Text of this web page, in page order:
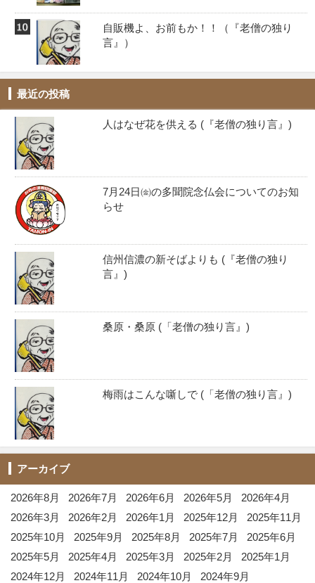
自販機よ、お前もか！！️（『老僧の独り
言』）
最近の投稿
人はなぜ花を供える (『老僧の独り言』)
7月24日㈮の多聞院念仏会についてのお知
らせ
信州信濃の新そばよりも (『老僧の独り
言』)
桑原・桑原 (「老僧の独り言』)
梅雨はこんな噺しで (「老僧の独り言』)
アーカイブ
2026年8月 2026年7月 2026年6月 2026年5月
2026年4月
2026年3月
2026年2月 2026年1月 2025年12月
2025年11月
2025年10月
2025年9月 2025年8月 2025年7月
2025年6月
2025年5月
2025年4月 2025年3月 2025年2月
2025年1月
2024年12月
2024年11月 2024年10月
2024年9月